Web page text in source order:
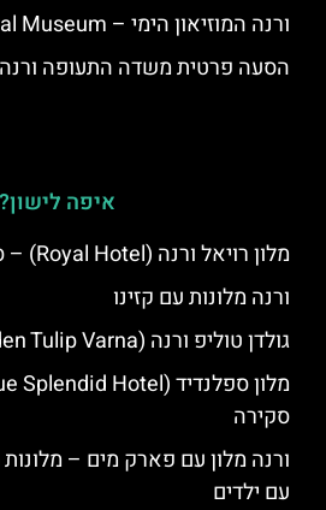
ורנה המוזיאון הימי – Naval Museum
הסעה פרטית משדה התעופה ורנה
איפה לישון?
מלון רויאל ורנה (Royal Hotel) – סקירה
ורנה מלונות עם קזינו
גולדן טוליפ ורנה (Golden Tulip Varna) – סקירה
סקירה
ורנה מלון עם פארק מים –
עם ילדים